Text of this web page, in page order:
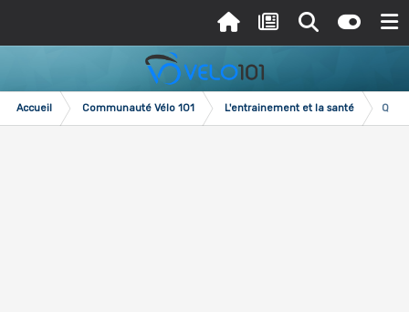
Accueil Communauté Vélo 101 L'entrainement et la santé Qui